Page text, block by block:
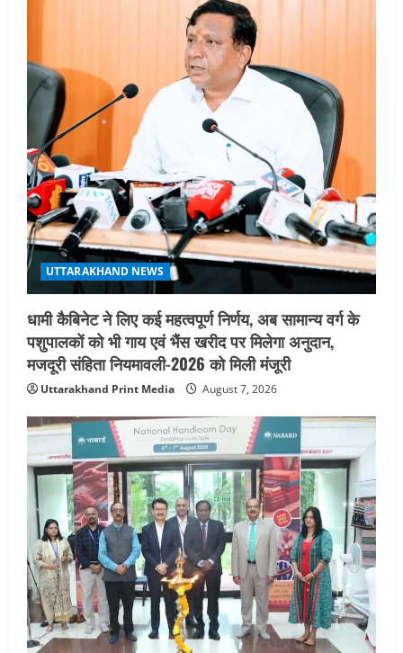
3
UTTARAKHAND NEWS
जिलाधिकारी/जिला निर्वाचन अधिकारी ने
सहसपुर विधानसभा क्षेत्र के पोलिंग बूथों का
निरीक्षण कर एसआईआर आपत्ति निस्तारण
शिविर की व्यवस्थाओं का लिया जायजा
August 6, 2026
4
UTTARAKHAND NEWS
तीलू रौतेली पुरस्कार के लिए 13 वीरांगनाओं का
चयन : रेखा आर्या
August 6, 2026
5
UTTARAKHAND NEWS
मिस उत्तराखंड 2026 के सब-कॉन्टेस्ट ‘मिस
ब्यूटीफुल आइज़’ एवं ‘मिस ब्यूटीफुल हेयर’ का
आयोजन
August 5, 2026
UTTARAKHAND NEWS
धामी कैबिनेट ने लिए कई महत्वपूर्ण निर्णय, अब सामान्य वर्ग के
पशुपालकों को भी गाय एवं भैंस खरीद पर मिलेगा अनुदान,
मजदूरी संहिता नियमावली-2026 को मिली मंजूरी
Uttarakhand Print Media August 7, 2026